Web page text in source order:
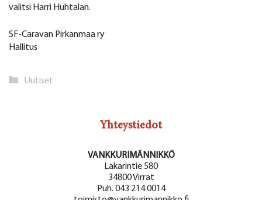
valitsi Harri Huhtalan.
SF-Caravan Pirkanmaa ry
Hallitus
Kategoriat
Uutiset
Yhteystiedot
VANKKURIMÄNNIKKÖ
Lakarintie 580
34800 Virrat
Puh. 043 214 0014